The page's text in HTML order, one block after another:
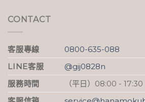
CONTACT
客服專線
0800-635-088
LINE客服
@gij0828n
服務時間
（平日）08:00 - 17:30